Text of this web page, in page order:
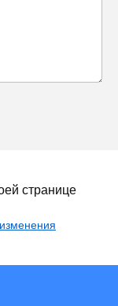
странице